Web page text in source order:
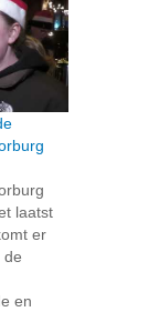
laatst
er
de
en